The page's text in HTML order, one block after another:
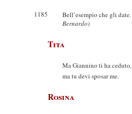
1185 Bell’esempio che gli date.
Bernardo)
Tita
Ma Giannino ti ha ceduto,
ma tu devi sposar me.
Rosina